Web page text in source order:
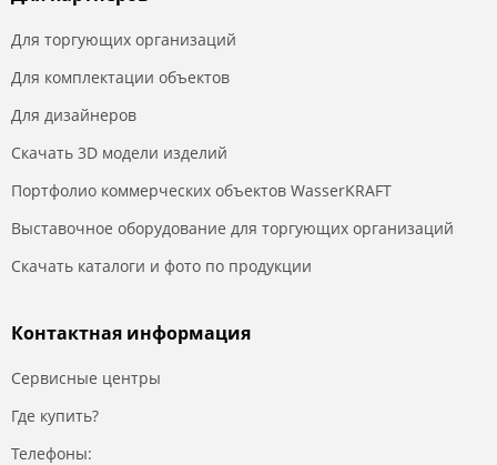
Для торгующих организаций
Для комплектации объектов
Для дизайнеров
Скачать 3D модели изделий
Портфолио коммерческих объектов WasserKRAFT
Выставочное оборудование для торгующих организаций
Скачать каталоги и фото по продукции
Контактная информация
Сервисные центры
Где купить?
Телефоны: